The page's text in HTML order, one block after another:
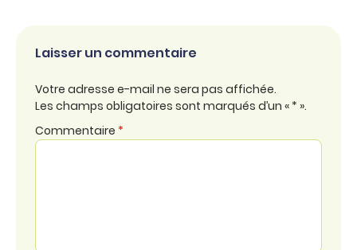
Laisser un commentaire
Votre adresse e-mail ne sera pas affichée.
Les champs obligatoires sont marqués d’un « * ».
Commentaire *